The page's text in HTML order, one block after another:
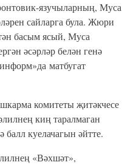
язучыларның, Муса
сайларга була. Жюри
басым ясый, Муса
әсәрләр белән генә
матбугат
комитеты җитәкчесе
киң таралмаган
балл куелачагын әйтте.
«Вәхшәт»,